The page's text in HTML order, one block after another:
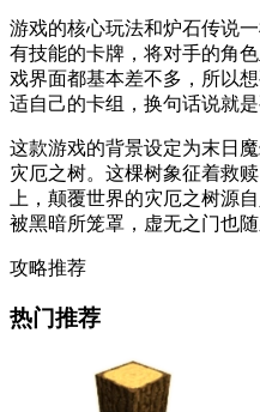
游戏的核心玩法和炉石传说
有技能的卡牌，将对手的角
戏界面都基本差不多，所以
适自己的卡组，换句话说就是
这款游戏的背景设定为末日
灾厄之树。这棵树象征着救
上，颠覆世界的灾厄之树源
被黑暗所笼罩，虚无之门也随
攻略推荐
热门推荐